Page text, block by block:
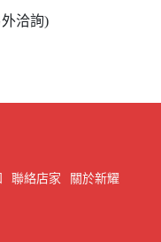
洽詢)
聯絡店家
關於新耀